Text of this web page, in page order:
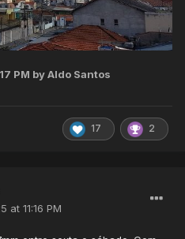
PM by Aldo Santos
17 2
at 11:16 PM